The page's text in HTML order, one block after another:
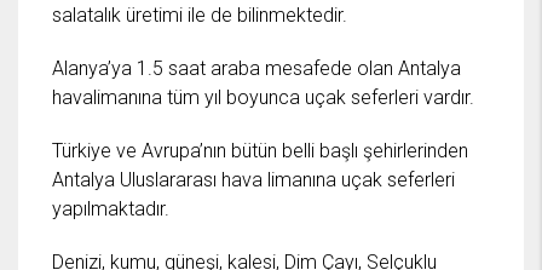
salatalık üretimi ile de bilinmektedir.
Alanya’ya 1.5 saat araba mesafede olan Antalya
havalimanına tüm yıl boyunca uçak seferleri vardır.
Türkiye ve Avrupa’nın bütün belli başlı şehirlerinden
Antalya Uluslararası hava limanına uçak seferleri
yapılmaktadır.
Denizi, kumu, güneşi, kalesi, Dim Çayı, Selçuklu